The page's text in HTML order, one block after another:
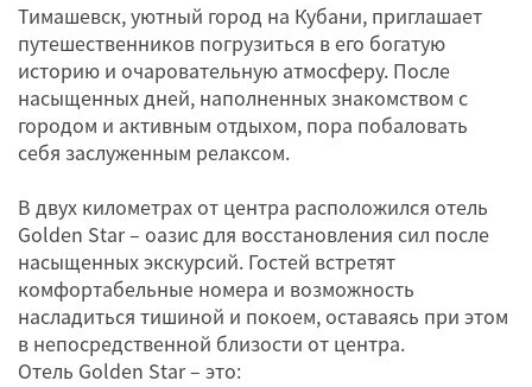
Тимашевск, уютный город на Кубани, приглашает
путешественников погрузиться в его богатую
историю и очаровательную атмосферу. После
насыщенных дней, наполненных знакомством с
городом и активным отдыхом, пора побаловать
себя заслуженным релаксом.
В двух километрах от центра расположился отель
Golden Star – оазис для восстановления сил после
насыщенных экскурсий. Гостей встретят
комфортабельные номера и возможность
насладиться тишиной и покоем, оставаясь при этом
в непосредственной близости от центра.
Отель Golden Star – это: